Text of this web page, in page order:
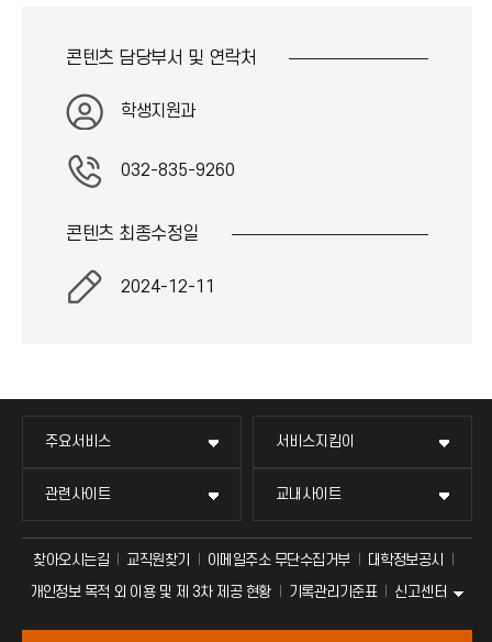
콘텐츠 담당부서 및 연락처
학생지원과
032-835-9260
콘텐츠 최종수정일
2024-12-11
주요서비스 서비스지킴이
관련사이트 교내사이트
찾아오시는길 교직원찾기 이메일주소 무단수집거부
대학정보공시
개인정보 목적 외 이용 및 제 3차 제공 현황
기록관리기준표 신고센터